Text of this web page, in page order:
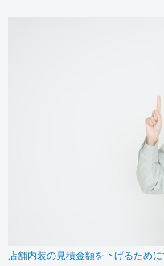
店舗内装の見積金額を下げるため